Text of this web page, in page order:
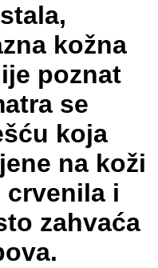
kožna
poznat
se
koja
na koži
i
zahvaća